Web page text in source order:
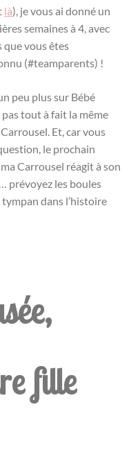
là), je vous ai donné un
semaines à 4, avec
que vous êtes
(#teamparents) !
peu plus sur Bébé
pas tout à fait la même
Et, car vous
le prochain
Carrousel réagit à son
prévoyez les boules
dans l’histoire
fille